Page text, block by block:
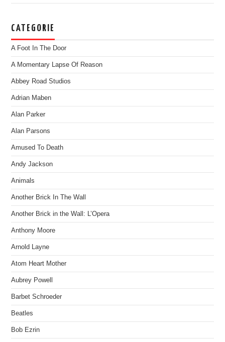
CATEGORIE
A Foot In The Door
A Momentary Lapse Of Reason
Abbey Road Studios
Adrian Maben
Alan Parker
Alan Parsons
Amused To Death
Andy Jackson
Animals
Another Brick In The Wall
Another Brick in the Wall: L’Opera
Anthony Moore
Arnold Layne
Atom Heart Mother
Aubrey Powell
Barbet Schroeder
Beatles
Bob Ezrin